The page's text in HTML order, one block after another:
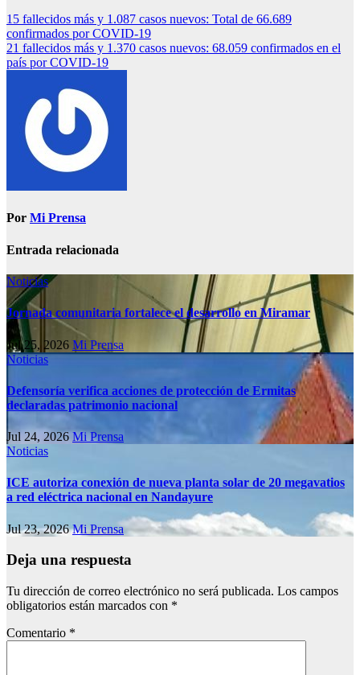
15 fallecidos más y 1.087 casos nuevos: Total de 66.689
confirmados por COVID-19
21 fallecidos más y 1.370 casos nuevos: 68.059 confirmados en el
país por COVID-19
Por Mi Prensa
Entrada relacionada
Noticias
Jornada comunitaria fortalece el desarrollo en Miramar
Jul 25, 2026 Mi Prensa
Noticias
Defensoría verifica acciones de protección de Ermitas
declaradas patrimonio nacional
Jul 24, 2026Mi Prensa
Noticias
ICE autoriza conexión de nueva planta solar de 20 megavatios
a red eléctrica nacional en Nandayure
Jul 23, 2026Mi Prensa
Deja una respuesta
Tu dirección de correo electrónico no será publicada. Los campos
obligatorios están marcados con *
Comentario *